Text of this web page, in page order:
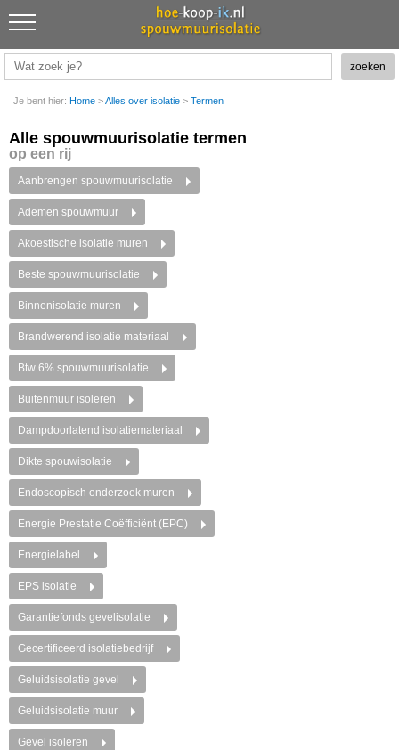
Je bent hier: Home >Alles over isolatie > Termen
Alle spouwmuurisolatie termen
op een rij
Aanbrengen spouwmuurisolatie
Ademen spouwmuur
Akoestische isolatie muren
Beste spouwmuurisolatie
Binnenisolatie muren
Brandwerend isolatie materiaal
Btw 6% spouwmuurisolatie
Buitenmuur isoleren
Dampdoorlatend isolatiemateriaal
Dikte spouwisolatie
Endoscopisch onderzoek muren
Energie Prestatie Coëfficiënt (EPC)
Energielabel
EPS isolatie
Garantiefonds gevelisolatie
Gecertificeerd isolatiebedrijf
Geluidsisolatie gevel
Geluidsisolatie muur
Gevel isoleren